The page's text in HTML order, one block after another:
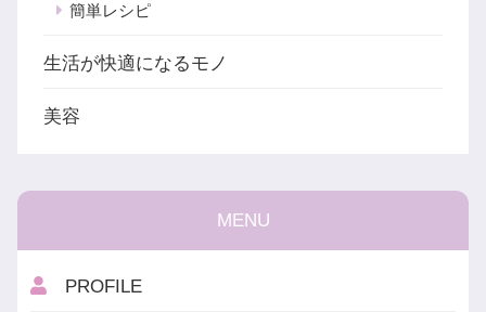
簡単レシピ
生活が快適になるモノ
美容
MENU
PROFILE